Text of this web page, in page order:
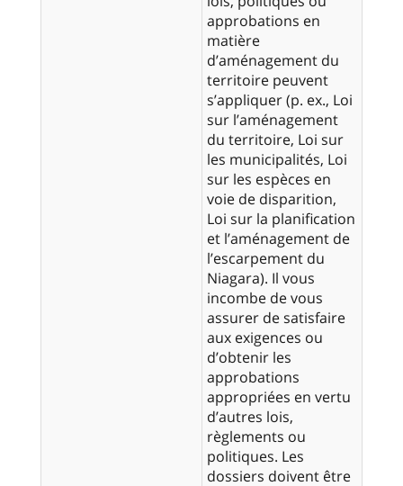
approbations en
matière
d’aménagement du
territoire peuvent
s’appliquer (p. ex., Loi
sur l’aménagement
du territoire, Loi sur
les municipalités, Loi
sur les espèces en
voie de disparition,
Loi sur la planification
et l’aménagement de
l’escarpement du
Niagara). Il vous
incombe de vous
assurer de satisfaire
aux exigences ou
d’obtenir les
approbations
appropriées en vertu
d’autres lois,
règlements ou
politiques. Les
dossiers doivent être